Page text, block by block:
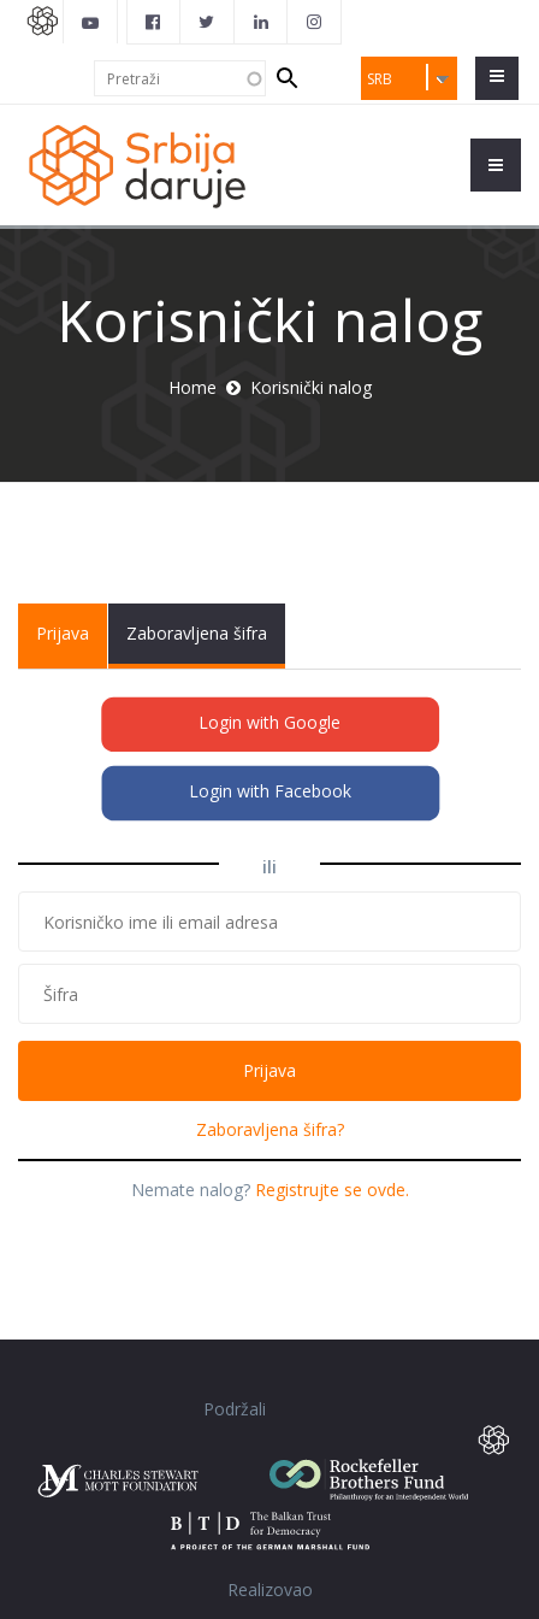
SRB
Search
form
Korisnički nalog
Home Korisnički nalog
Primary tabs
Prijava (activeZaboravljena šifra
Login with Google
Login with Facebook
ili
Zaboravljena šifra?
Nemate nalog? Registrujte se ovde.
Podržali
Realizovao